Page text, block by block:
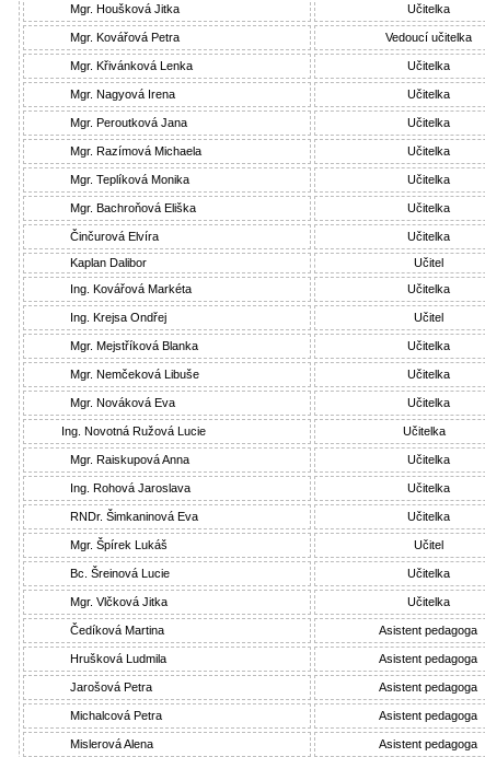
Mgr. Houšková Jitka Učitelka
Mgr. Kovářová Petra Vedoucí učitelka
Mgr. Křivánková Lenka Učitelka
Mgr. Nagyová Irena Učitelka
Mgr. Peroutková Jana Učitelka
Mgr. Razímová Michaela Učitelka
Mgr. Teplíková Monika Učitelka
Mgr. Bachroňová Eliška Učitelka
Činčurová Elvíra
Učitelka
Kaplan Dalibor
Učitel
Ing. Kovářová Markéta
Učitelka
Ing. Krejsa Ondřej Učitel
Mgr. Mejstříková Blanka Učitelka
Mgr. Nemčeková Libuše Učitelka
Mgr. Nováková Eva Učitelka
Ing. Novotná Ružová Lucie Učitelka
Mgr. Raiskupová Anna Učitelka
Ing. Rohová Jaroslava Učitelka
RNDr. Šimkaninová Eva Učitelka
Mgr. Špírek Lukáš Učitel
Bc. Šreinová Lucie Učitelka
Mgr. Vlčková Jitka Učitelka
Čedíková Martina Asistent pedagoga
Hrušková Ludmila Asistent pedagoga
Jarošová Petra Asistent pedagoga
Michalcová Petra Asistent pedagoga
Mislerová Alena Asistent pedagoga